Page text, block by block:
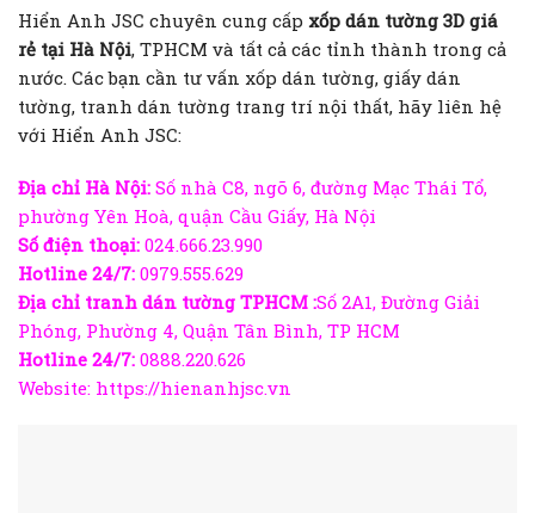
Hiển Anh JSC chuyên cung cấp xốp dán tường 3D giá
rẻ tại Hà Nội, TPHCM và tất cả các tỉnh thành trong cả
nước. Các bạn cần tư vấn xốp dán tường, giấy dán
tường, tranh dán tường trang trí nội thất, hãy liên hệ
với Hiển Anh JSC:
Địa chỉ Hà Nội: Số nhà C8, ngõ 6, đường Mạc Thái Tổ,
phường Yên Hoà, quận Cầu Giấy, Hà Nội
Số điện thoại: 024.666.23.990
Hotline 24/7: 0979.555.629
Địa chỉ tranh dán tường TPHCM :Số 2A1, Đường Giải
Phóng, Phường 4, Quận Tân Bình, TP HCM
Hotline 24/7: 0888.220.626
Website: https://hienanhjsc.vn